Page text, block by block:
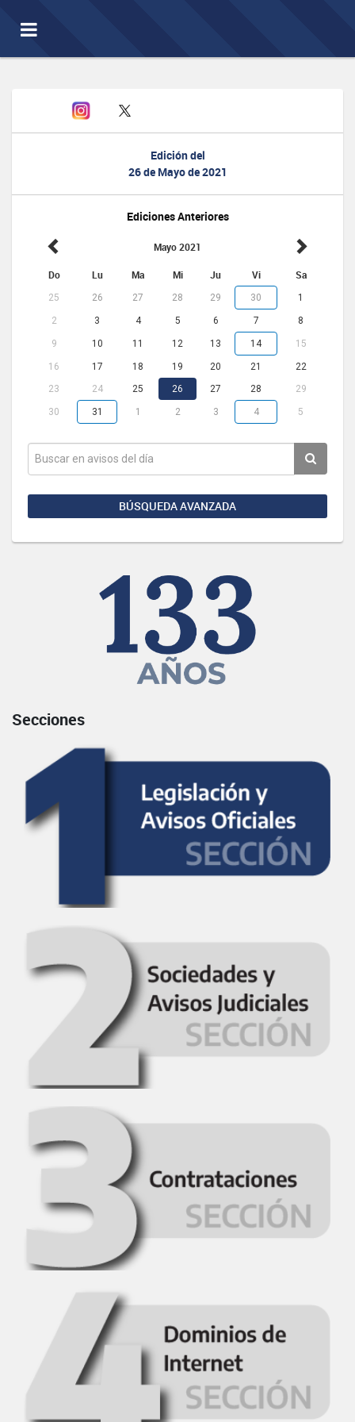
Toggle
navigation
Edición del
26 de Mayo de 2021
Ediciones Anteriores
Mayo 2021
Do Lu Ma Mi Ju Vi Sa
25 26 27 28 29 30 1
2 3 4 5 6 7 8
9 10 11 12 13 14 15
16 17 18 19 20 21
22
23
24 25 26 27 28 29
30 31 1 2 3 4 5
BÚSQUEDA AVANZADA
Secciones